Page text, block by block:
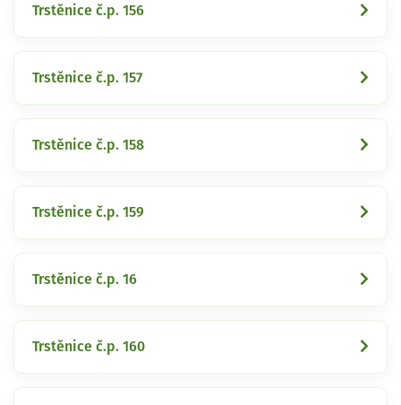
Trstěnice č.p. 156
Trstěnice č.p. 157
Trstěnice č.p. 158
Trstěnice č.p. 159
Trstěnice č.p. 16
Trstěnice č.p. 160